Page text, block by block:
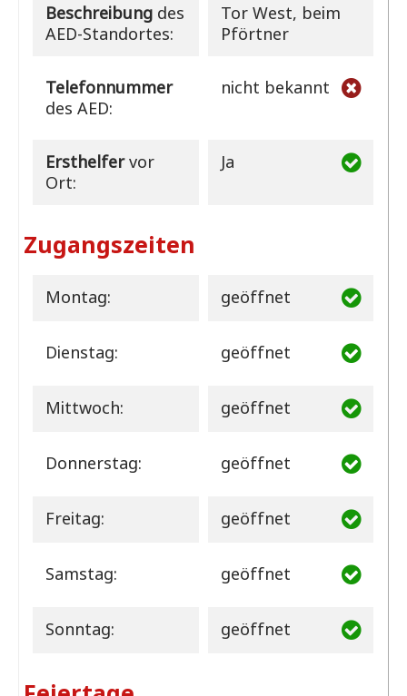
Beschreibungdes
AED-Standortes:
Tor West, beim
Pförtner
Telefonnummer
des AED:
nicht bekannt
Ersthelfervor
Ort:
Ja
Zugangszeiten
Montag: geöffnet
Dienstag: geöffnet
Mittwoch: geöffnet
Donnerstag: geöffnet
Freitag: geöffnet
Samstag: geöffnet
Sonntag: geöffnet